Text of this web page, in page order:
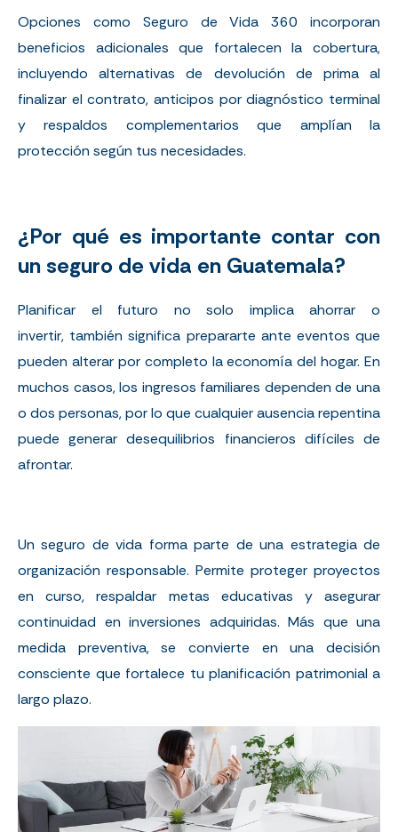
Opciones como Seguro de Vida 360 incorporan
beneficios adicionales que fortalecen la cobertura,
incluyendo alternativas de devolución de prima al
finalizar el contrato, anticipos por diagnóstico terminal
y respaldos complementarios que amplían la
protección según tus necesidades.
¿Por qué es importante contar con
un seguro de vida en Guatemala?
Planificar el futuro no solo implica ahorrar o
invertir, también significa prepararte ante eventos que
pueden alterar por completo la economía del hogar. En
muchos casos, los ingresos familiares dependen de una
o dos personas, por lo que cualquier ausencia repentina
puede generar desequilibrios financieros difíciles de
afrontar.
Un seguro de vida forma parte de una estrategia de
organización responsable. Permite proteger proyectos
en curso, respaldar metas educativas y asegurar
continuidad en inversiones adquiridas. Más que una
medida preventiva, se convierte en una decisión
consciente que fortalece tu planificación patrimonial a
largo plazo.